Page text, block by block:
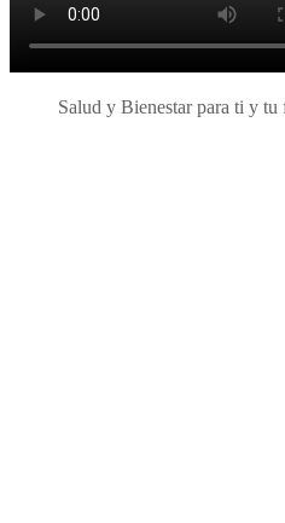
Salud y Bienestar para ti y tu